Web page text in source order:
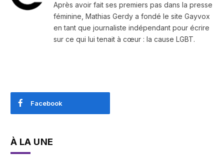
Après avoir fait ses premiers pas dans la presse
féminine, Mathias Gerdy a fondé le site Gayvox
en tant que journaliste indépendant pour écrire
sur ce qui lui tenait à cœur : la cause LGBT.
Facebook
À LA UNE